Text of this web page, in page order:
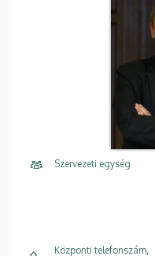
Szervezeti egység
Központi telefonszám,